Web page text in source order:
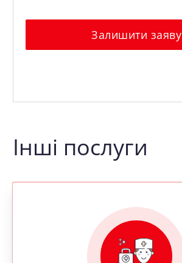
Залишити заяву
Інші послуги